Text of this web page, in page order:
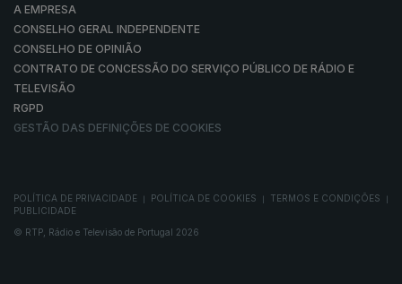
A EMPRESA
CONSELHO GERAL INDEPENDENTE
CONSELHO DE OPINIÃO
CONTRATO DE CONCESSÃO DO SERVIÇO PÚBLICO DE RÁDIO E
TELEVISÃO
RGPD
GESTÃO DAS DEFINIÇÕES DE COOKIES
POLÍTICA DE PRIVACIDADE POLÍTICA DE COOKIES TERMOS E CONDIÇÕES
PUBLICIDADE
© RTP, Rádio e Televisão de Portugal 2026